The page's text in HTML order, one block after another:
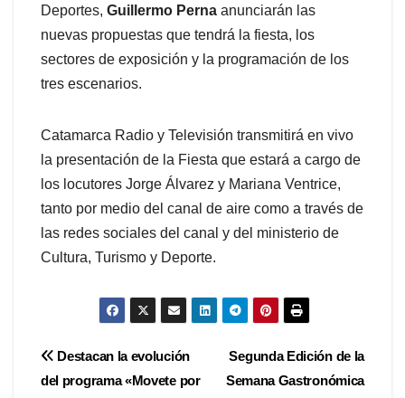
Deportes, Guillermo Perna anunciarán las
nuevas propuestas que tendrá la fiesta, los
sectores de exposición y la programación de los
tres escenarios.
Catamarca Radio y Televisión transmitirá en vivo
la presentación de la Fiesta que estará a cargo de
los locutores Jorge Álvarez y Mariana Ventrice,
tanto por medio del canal de aire como a través de
las redes sociales del canal y del ministerio de
Cultura, Turismo y Deporte.
Navegación
Segunda Edición de la
Semana Gastronómica
Destacan la evolución
del programa «Movete por